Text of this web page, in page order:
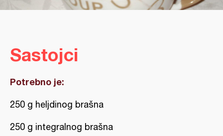
Sastojci
Potrebno je:
250 g heljdinog brašna
250 g integralnog brašna